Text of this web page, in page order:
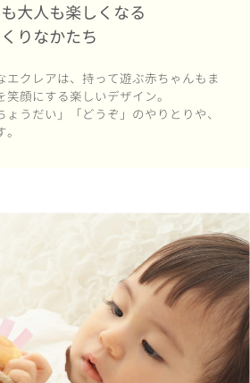
大人も楽しくなる
りなかたち
エクレアは、持って遊ぶ赤ちゃんもま
顔にする楽しいデザイン。
うだい」「どうぞ」のやりとりや、